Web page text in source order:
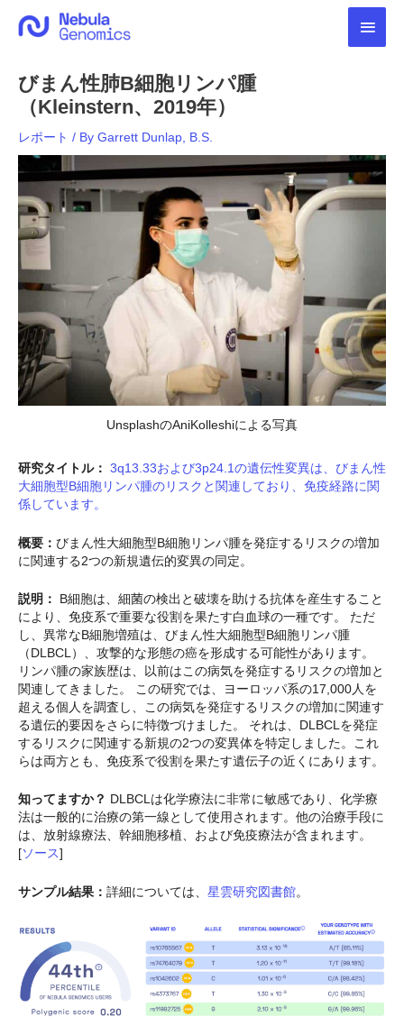
メ
ニ
ュ
びまん性肺B細胞リンパ腫
（Kleinstern、2019年）
レポート / By Garrett Dunlap, B.S.
UnsplashのAniKolleshiによる写真
研究タイトル： 3q13.33および3p24.1の遺伝性変異は、びまん性
大細胞型B細胞リンパ腫のリスクと関連しており、免疫経路に関
係しています。
概要： びまん性大細胞型B細胞リンパ腫を発症するリスクの増加
に関連する2つの新規遺伝的変異の同定。
説明：
B細胞は、細菌の検出と破壊を助ける抗体を産生すること
により、免疫系で重要な役割を果たす白血球の一種です。 ただ
し、異常なB細胞増殖は、びまん性大細胞型B細胞リンパ腫
（DLBCL）、攻撃的な形態の癌を形成する可能性があります。
リンパ腫の家族歴は、以前はこの病気を発症するリスクの増加と
関連してきました。 この研究では、ヨーロッパ系の17,000人を
超える個人を調査し、この病気を発症するリスクの増加に関連す
る遺伝的要因をさらに特徴づけました。 それは、DLBCLを発症
するリスクに関連する新規の2つの変異体を特定しました。これ
らは両方とも、免疫系で役割を果たす遺伝子の近くにあります。
知ってますか？ DLBCLは化学療法に非常に敏感であり、化学療
法は一般的に治療の第一線として使用されます。他の治療手段に
は、放射線療法、幹細胞移植、および免疫療法が含まれます。
[ソース]
サンプル結果： 詳細については、 星雲研究図書館。